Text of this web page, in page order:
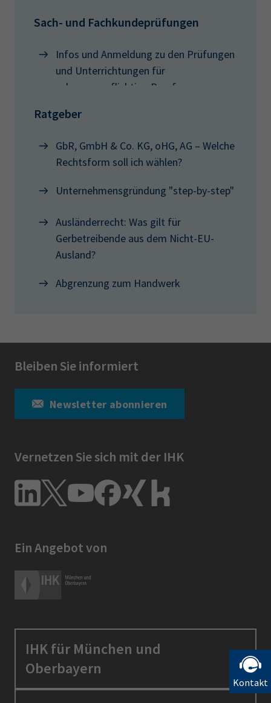
Kontakt
Sach- und Fachkundeprüfungen
Infos und Anmeldung zu den Prüfungen
und Unterrichtungen für
zulassungspflichtige Berufe
Ratgeber
GbR, GmbH & Co. KG, oHG, AG – Welche
Rechtsform soll ich wählen?
Unternehmensgründung "step-by-step"
Ausländerrecht: Was gilt für
Gerbetreibende aus dem Nicht-EU-
Ausland?
Abgrenzung zum Handwerk
Bleiben Sie informiert
Newsletter abonnieren
Vernetzen Sie sich mit der IHK
Ein Angebot von
IHK für München und
Oberbayern